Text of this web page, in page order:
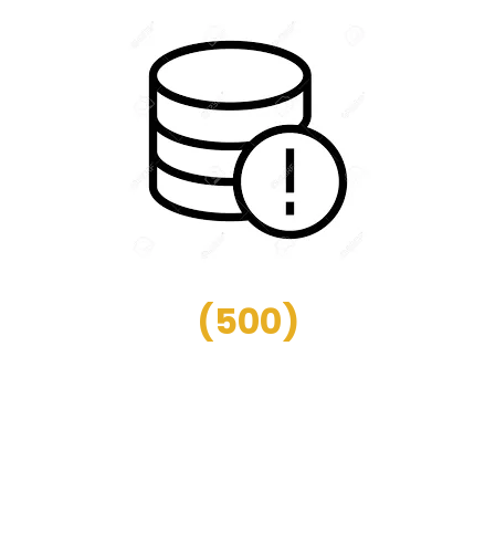
(500)